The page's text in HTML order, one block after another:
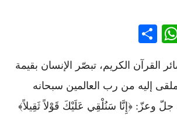
WhatsApp
القرآن الكريم، تبصّر الإنسان بقيمة
إليه من رب العالمين سبحانه
وعزّ: ﴿إِنَّا سَنُلْقِي عَلَيْكَ قَوْلاً ثَقِيلاً﴾